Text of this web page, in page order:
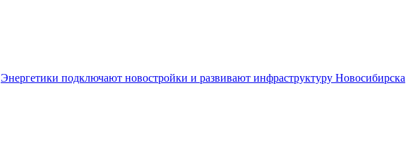
Энергетики подключают новостройки и развивают инфраструктуру Новосибирска